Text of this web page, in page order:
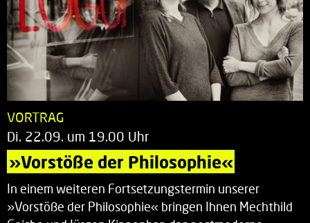
VORTRAG
Di. 22.09. um 19.00 Uhr
»Vorstöße der Philosophie«
In einem weiteren Fortsetzungstermin unserer
»Vorstöße der Philosophie« bringen Ihnen Mechthild